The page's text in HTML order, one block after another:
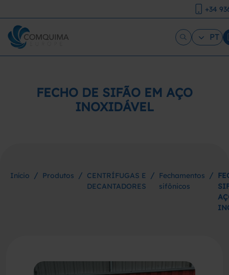
+34
PT
FECHO DE SIFÃO EM AÇO
INOXIDÁVEL
Início / Produtos / CENTRÍFUGAS E
DECANTADORES
/ Fechamentos
sifônicos
/